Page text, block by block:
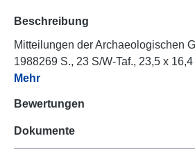
Beschreibung
Mitteilungen der Archaeologischen
1988269 S., 23 S/W-Taf., 23,5 x
Mehr
Bewertungen
Dokumente